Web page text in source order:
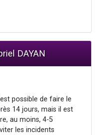
DAYAN
possible de faire le
14 jours, mais il est
au moins, 4-5
les incidents